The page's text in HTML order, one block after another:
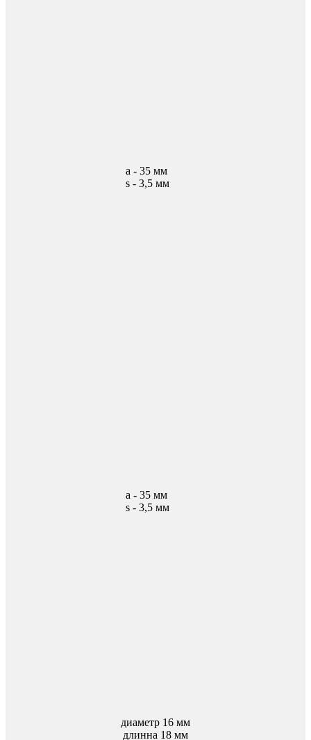
а - 35 мм
s - 3,5 мм
а - 35 мм
s - 3,5 мм
диаметр 16 мм
длинна 18 мм